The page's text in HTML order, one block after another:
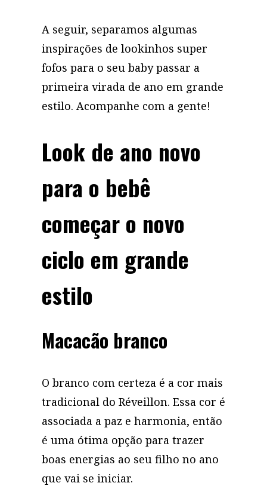
A seguir, separamos algumas
inspirações de lookinhos super
fofos para o seu baby passar a
primeira virada de ano em grande
estilo. Acompanhe com a gente!
Look de ano novo
para o bebê
começar o novo
ciclo em grande
estilo
Macacão branco
O branco com certeza é a cor mais
tradicional do Réveillon. Essa cor é
associada a paz e harmonia, então
é uma ótima opção para trazer
boas energias ao seu filho no ano
que vai se iniciar.